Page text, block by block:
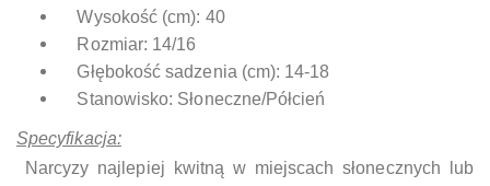
Wysokość (cm): 40
Rozmiar: 14/16
Głębokość sadzenia (cm): 14-18
Stanowisko: Słoneczne/Półcień
Specyfikacja:
Narcyzy najlepiej kwitną w miejscach słonecznych lub